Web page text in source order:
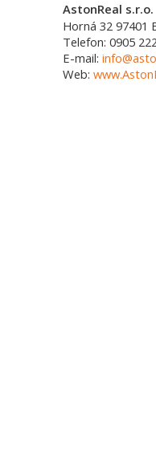
AstonReal s.r.o.
Horná 32 97401
Telefon: 0905
E-mail:
Web: